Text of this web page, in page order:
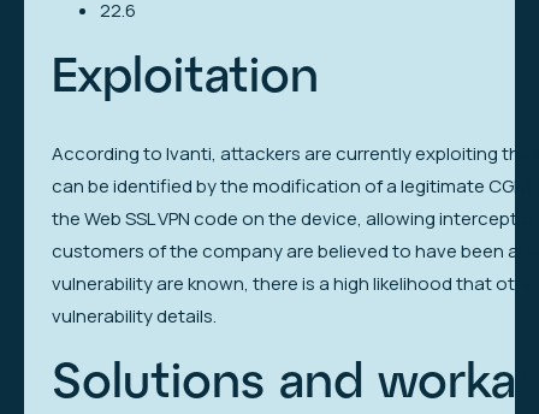
22.6
Exploitation
According to Ivanti, attackers are currently exploiting
can be identified by the modification of a legitimate CGI
the Web SSL VPN code on the device, allowing
customers of the company are believed to have been
vulnerability are known, there is a high likelihood that
vulnerability details.
Solutions and